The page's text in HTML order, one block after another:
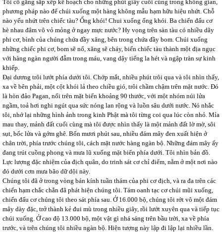
Tôi cố gắng sắp xếp kế hoạch cho những phút giây cuối cùng trong không gian,
phương pháp nào để chúi xuống một hàng không mẫu hạm hữu hiệu nhứt. Chỗ
nào yếu nhứt trên chiếc tàu? Ống khói! Chui xuống ống khói. Ba chiến đấu cơ
hè nhau đâm vô vỏ mỏng ở ngay mực nước? Hy vọng trên sàn tàu có nhiều dãy
phi cơ, bình của chúng chứa đầy xăng, bên trong chứa đầy bom. Chúi xuống
những chiếc phi cơ, bom sẽ nổ, xăng sẽ cháy, biến chiếc tàu thành một địa ngục
với hàng ngàn người đẫm trong máu, vang dậy tiếng la hét và ngập tràn sự kinh
khiếp.
Đại dương trôi lướt phía dưới tôi. Chớp mắt, nhiều phút trôi qua và tôi nhìn thấy,
xa về bên phải, một cột khói lả theo chiều gió, trôi chầm chậm trên mặt nước. Đó
là hòn đảo Pagan, nổi trên mặt biển khoảng 90 thước, với một nhóm núi lửa
ngầm, toả hơi nghi ngút qua sức nóng lan rộng và luồn sâu dưới nước. Nó nhắc
tôi, nhớ lại những hình ảnh trong kinh Phật mà tôi từng coi qua lúc còn nhỏ. Mỉa
mau thay, mảnh đất cuối cùng mà tôi được nhìn thấy là một mảnh đất lờ mờ, sôi
sụt, bốc lửa và gớm ghê. Bốn mươi phút sau, nhiều đám mây đen xuất hiện ở
chân trời, phía trước chúng tôi, cách mặt nước hàng ngàn bộ. Những đám mây ấy
đang trút cuồng phong và mưa lũ xuống mặt biển phía dưới. Tôi nhìn bản đồ.
Lực lượng đặc nhiệm của địch quân, do trinh sát cơ chỉ điểm, nằm ở một nơi nào
đó dưới cơn mưa bão dữ dội này.
Chúng tôi đã ở trong vòng bán kính tuần thám của phi cơ địch, và ra đa trên các
chiến hạm chắc chắn đã phát hiện chúng tôi. Tám oanh tạc cơ chúi mũi xuống,
chiến đấu cơ chúng tôi theo sát phía sau. Ở 16.000 bộ, chúng tôi rớt vô một đám
mây dày đặc, trở thành kẻ đui mù trong nhiều giây, rồi lướt xuyên qua và tiếp tục
chúi xuống. Ở cao độ 13.000 bộ, một vật gì nhá sáng trên bầu trời, xa về phía
trước, và trên chúng tôi nhiều ngàn bộ. Hiện tượng này lập đi lập lại nhiều lần.